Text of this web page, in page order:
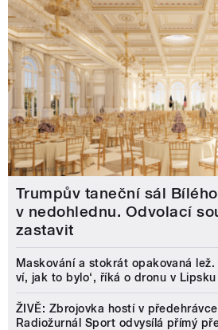
Trumpův taneční sál
v nedohlednu. Odvolací
zastavit
Maskování a stokrát opakovaná
ví, jak to bylo‘, říká o dronu v Lipsku
ŽIVĚ: Zbrojovka hostí v
Radiožurnál Sport odvysílá přímý